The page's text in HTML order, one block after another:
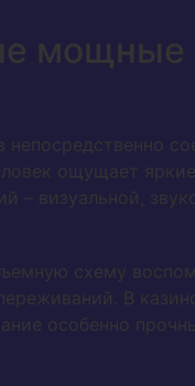
мощные
ощущает
– визуальной,
схему
В
особенно